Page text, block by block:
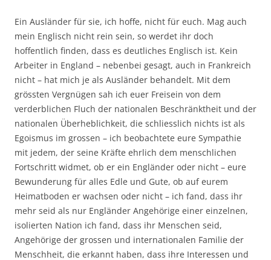
Ein Ausländer für sie, ich hoffe, nicht für euch. Mag auch
mein Englisch nicht rein sein, so werdet ihr doch
hoffentlich finden, dass es deutliches Englisch ist. Kein
Arbeiter in England – nebenbei gesagt, auch in Frankreich
nicht – hat mich je als Ausländer behandelt. Mit dem
grössten Vergnügen sah ich euer Freisein von dem
verderblichen Fluch der nationalen Beschränktheit und der
nationalen Überheblichkeit, die schliesslich nichts ist als
Egoismus im grossen – ich beobachtete eure Sympathie
mit jedem, der seine Kräfte ehrlich dem menschlichen
Fortschritt widmet, ob er ein Engländer oder nicht – eure
Bewunderung für alles Edle und Gute, ob auf eurem
Heimatboden er wachsen oder nicht – ich fand, dass ihr
mehr seid als nur Engländer Angehörige einer einzelnen,
isolierten Nation ich fand, dass ihr Menschen seid,
Angehörige der grossen und internationalen Familie der
Menschheit, die erkannt haben, dass ihre Interessen und